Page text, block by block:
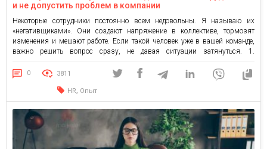
и не допустить проблем в компании
Некоторые сотрудники постоянно всем недовольны. Я называю их
«негативщиками». Они создают напряжение в коллективе, тормозят
изменения и мешают работе. Если такой человек уже в вашей команде,
важно решить вопрос сразу, не давая ситуации затянуться. 1.
Откровенный разговор Первый шаг — спокойно и прямо обозначить
проблему: Я вижу, что ты всегда всем недоволен, и это меня […]
0 3811
HR, Опыт